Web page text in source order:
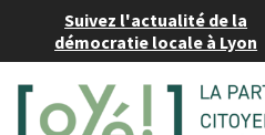
Suivez l'actualité de la
démocratie locale à Lyon